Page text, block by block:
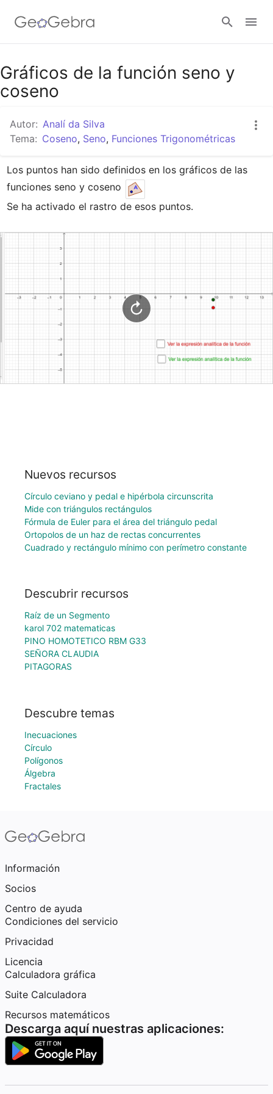
Google Classroom
Gráficos de la función seno y
coseno
Autor: Analí da Silva
Tema: Coseno, Seno, Funciones Trigonométricas
Los puntos han sido definidos en los gráficos de las
funciones seno y coseno
Se ha activado el rastro de esos puntos.
Nuevos recursos
Círculo ceviano y pedal e hipérbola circunscrita
Mide con triángulos rectángulos
Fórmula de Euler para el área del triángulo pedal
Ortopolos de un haz de rectas concurrentes
Cuadrado y rectángulo mínimo con perímetro constante
Descubrir recursos
Raíz de un Segmento
karol 702 matematicas
PINO HOMOTETICO RBM G33
SEÑORA CLAUDIA
PITAGORAS
Descubre temas
Inecuaciones
Círculo
Polígonos
Álgebra
Fractales
Información
Socios
Centro de ayuda
Condiciones del servicio
Privacidad
Licencia
Calculadora gráfica
Suite Calculadora
Recursos matemáticos
Descarga aquí nuestras aplicaciones: